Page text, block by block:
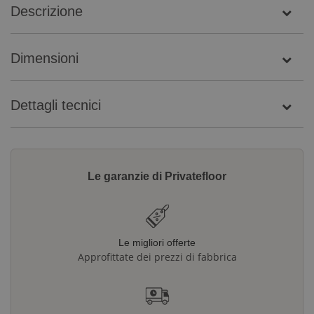
Descrizione
Dimensioni
Dettagli tecnici
Le garanzie di Privatefloor
Le migliori offerte
Approfittate dei prezzi di fabbrica